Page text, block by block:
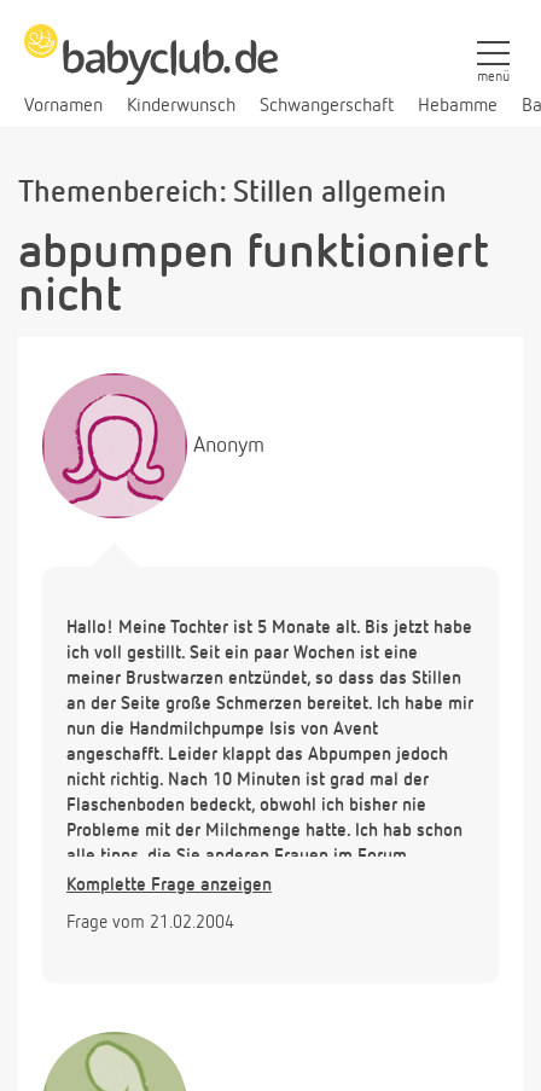
Vornamen Kinderwunsch Schwangerschaft Hebamme
menü
Themenbereich: Stillen allgemein
abpumpen funktioniert
nicht
Anonym
Hallo! Meine Tochter ist 5 Monate alt. Bis jetzt habe
ich voll gestillt. Seit ein paar Wochen ist eine
meiner Brustwarzen entzündet, so dass das Stillen
an der Seite große Schmerzen bereitet. Ich habe mir
nun die Handmilchpumpe Isis von Avent
angeschafft. Leider klappt das Abpumpen jedoch
nicht richtig. Nach 10 Minuten ist grad mal der
Flaschenboden bedeckt, obwohl ich bisher nie
Probleme mit der Milchmenge hatte. Ich hab schon
alle tipps, die Sie anderen Frauen im Forum
gegeben haben, ausprobiert. Vielleicht hab ich es
Vielleicht haben Sie ja noch einen guten Tipp für
Komplette Frage anzeigen
Frage vom 21.02.2004